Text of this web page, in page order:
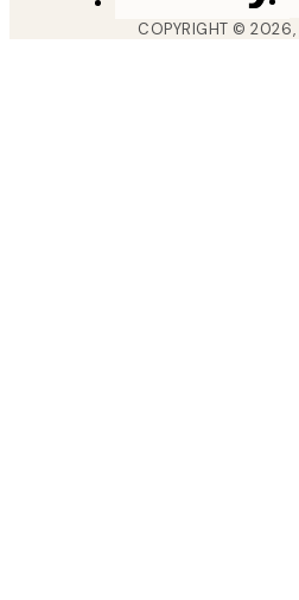
COPYRIGHT ©2026,